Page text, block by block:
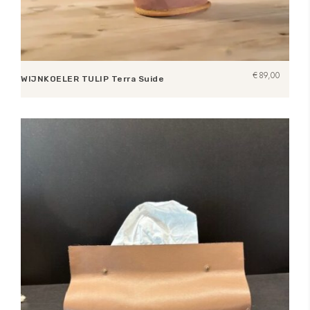
WIJNKOELER TULIP Terra Suide €89,00